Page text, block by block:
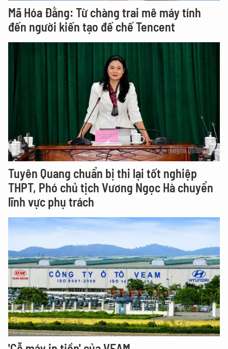
Mã Hóa Đằng: Từ chàng trai mê máy tính
đến người kiến tạo đế chế Tencent
Tuyên Quang chuẩn bị thi lại tốt nghiệp
THPT, Phó chủ tịch Vương Ngọc Hà chuyển
lĩnh vực phụ trách